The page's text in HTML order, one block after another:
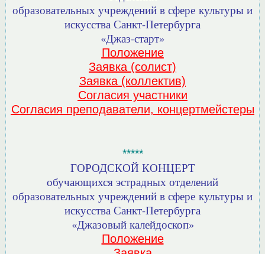
образовательных учреждений в сфере культуры и
искусства Санкт-Петербурга
«Джаз-старт»
Положение
Заявка (солист)
Заявка (коллектив)
Согласия участники
Согласия преподаватели, концертмейстеры
*****
ГОРОДСКОЙ КОНЦЕРТ
обучающихся эстрадных отделений
образовательных учреждений в сфере культуры и
искусства Санкт-Петербурга
«Джазовый калейдоскоп»
Положение